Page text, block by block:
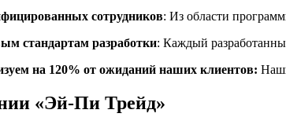
сотрудников: Из области
стандартам разработки: Каждый
на 120% от ожиданий наших клиентов:
«Эй-Пи Трейд»